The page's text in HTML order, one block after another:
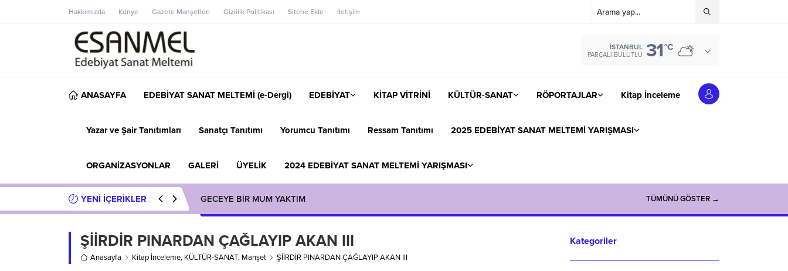
Hakkımızda Künye Gazete Manşetleri Gizlilik Politikası Sitene Ekle İletişim
İSTANBUL
PARÇALI BULUTLU 31°C
ANASAYFA EDEBİYAT SANAT MELTEMİ (e-Dergi) EDEBİYAT KİTAP VİTRİNİ KÜLTÜR-SANAT RÖPORTAJLAR Kitap İnceleme
Yazar ve Şair Tanıtımları Sanatçı Tanıtımı Yorumcu Tanıtımı Ressam Tanıtımı 2025 EDEBİYAT SANAT MELTEMİ YARIŞMASI
ORGANİZASYONLAR GALERİ ÜYELİK 2024 EDEBİYAT SANAT MELTEMİ YARIŞMASI
YENİ İÇERİKLER GECEYE BİR MUM YAKTIM TÜMÜNÜ GÖSTER →
ŞİİRDİR PINARDAN ÇAĞLAYIP AKAN III
Anasayfa Kitap İnceleme, KÜLTÜR-SANAT, Manşet ŞİİRDİR PINARDAN ÇAĞLAYIP AKAN III
Kategoriler